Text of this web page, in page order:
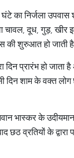
का निर्जला उपवास
दूध, गुड़, खीर
की शुरुआत हो जाती
दिन प्रारंभ हो जाता
दिन शाम के वक्त
भास्कर के
व्रतियों के द्वारा